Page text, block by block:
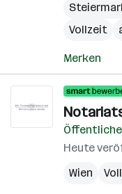
Vollzeit
Merken
Heute
Wien